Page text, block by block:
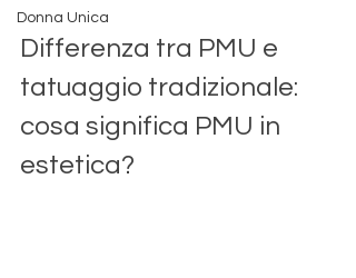
Donna Unica
Differenza tra PMU e
tatuaggio tradizionale:
cosa significa PMU in
estetica?